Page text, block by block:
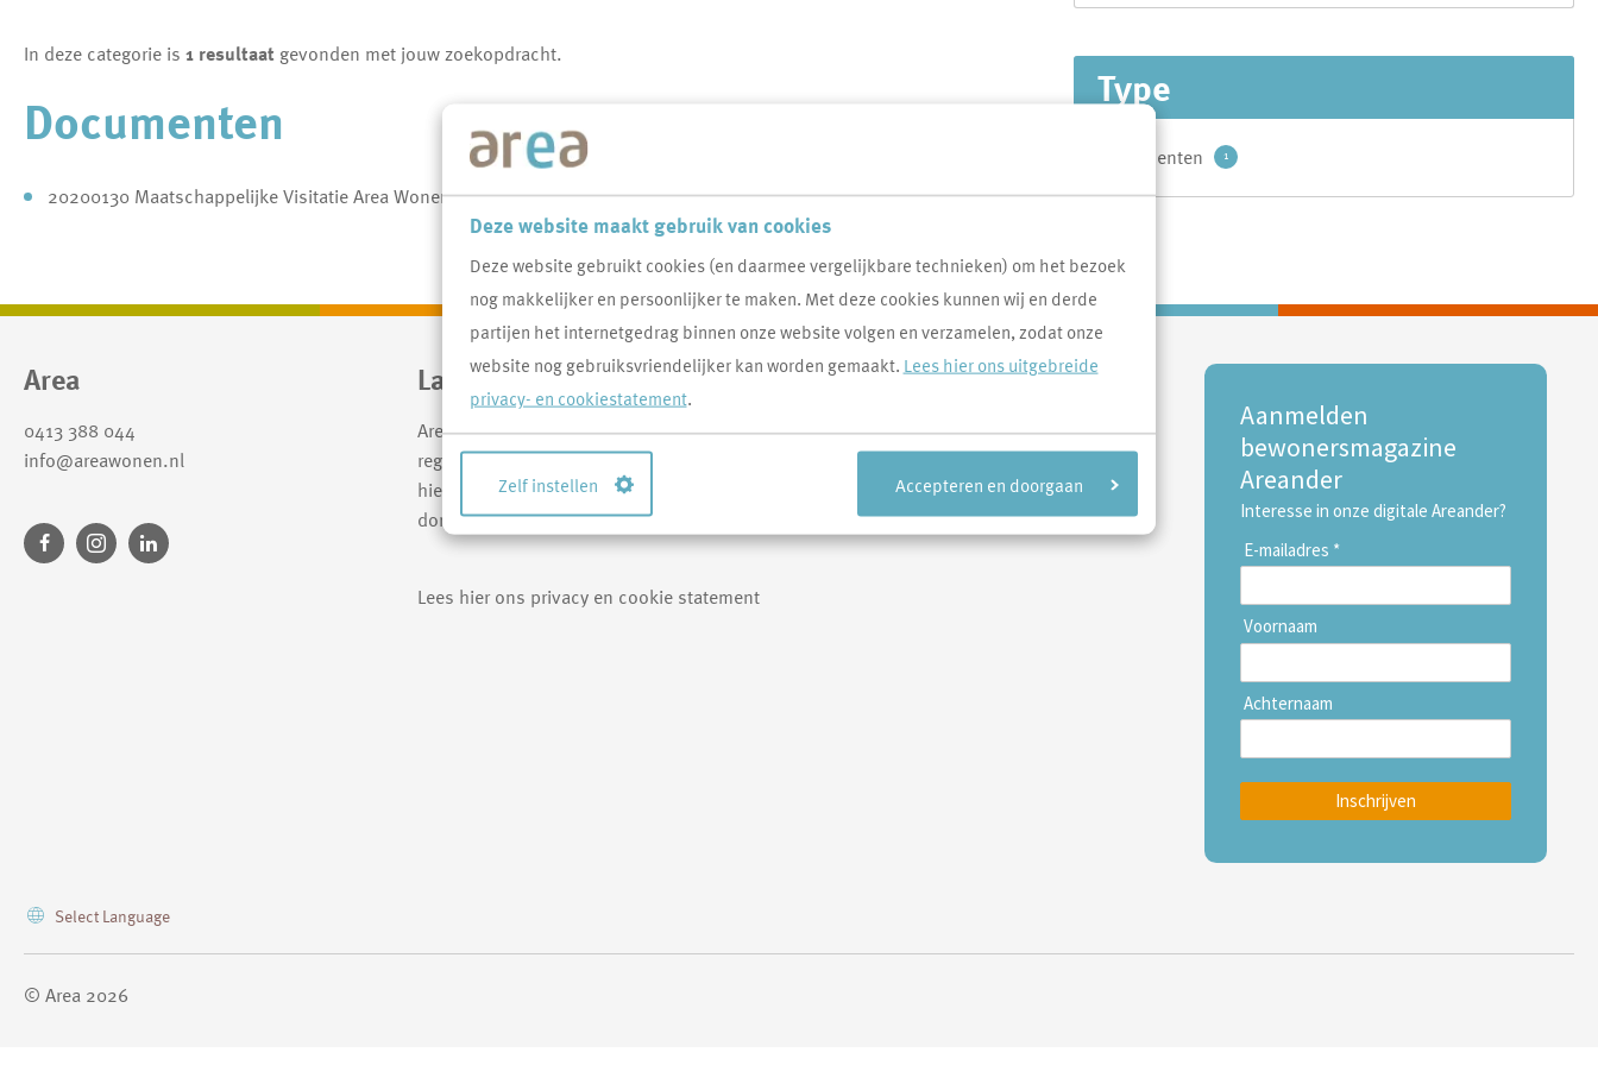
Deze website maakt gebruik van cookies
Deze website gebruikt cookies (en daarmee vergelijkbare technieken) om het bezoek
nog makkelijker en persoonlijker te maken. Met deze cookies kunnen wij en derde
partijen het internetgedrag binnen onze website volgen en verzamelen, zodat onze
website nog gebruiksvriendelijker kan worden gemaakt. Lees hier ons uitgebreide
privacy- en cookiestatement.
Zelf instellen Accepteren en doorgaan
In deze categorie is 1 resultaat gevonden met jouw zoekopdracht.
Documenten
20200130 Maatschappelijke Visitatie Area Wonen Inclusief Bestuurlijke Reactie
Type
Documenten 1resultaten
Contactinformatie
Area
0413 388 044
info@areawonen.nl
Laat Wonen Leven
Area verhuurt ruim 8.700 woningen in de
regio Uden-Veghel. We willen dat mensen
hier goed kunnen wonen, in levendige
dorpen en prettige wijken.
Lees hier ons privacy en cookie statement
Aanmelden
bewonersmagazine
Areander
Interesse in onze digitale Areander?
E-mailadres *
Voornaam
Achternaam
Inschrijven
Vertaal deze pagina
Select Language
© Area 2026